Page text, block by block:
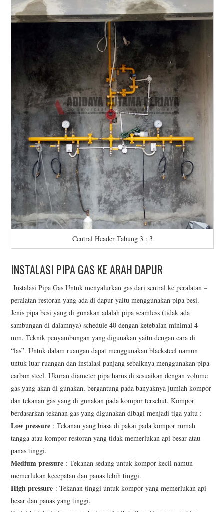
Central Header Tabung 3 : 3
INSTALASI PIPA GAS KE ARAH DAPUR
Instalasi Pipa Gas Untuk menyalurkan gas dari sentral ke peralatan –
peralatan restoran yang ada di dapur yaitu menggunakan pipa besi.
Jenis pipa besi yang di gunakan adalah pipa seamless (tidak ada
sambungan di dalamnya) schedule 40 dengan ketebalan minimal 4
mm. Teknik penyambungan yang digunakan yaitu dengan cara di
“las”. Untuk dalam ruangan dapat menggunakan blacksteel namun
untuk luar ruangan dan instalasi panjang sebaiknya menggunakan pipa
carbon steel. Ukuran diameter pipa harus di sesuaikan dengan volume
gas yang akan di gunakan, bergantung pada banyaknya jumlah kompor
dan tekanan gas yang di gunakan pada kompor tersebut. Kompor
berdasarkan tekanan gas yang digunakan dibagi menjadi tiga yaitu :
Low pressure : Tekanan yang biasa di pakai pada kompor rumah
tangga atau kompor restoran yang tidak memerlukan api besar atau
panas tinggi.
Medium pressure : Tekanan sedang untuk kompor kecil namun
memerlukan kecepatan dan panas lebih tinggi.
High pressure : Tekanan tinggi untuk kompor yang memerlukan api
besar dan panas yang tinggi.